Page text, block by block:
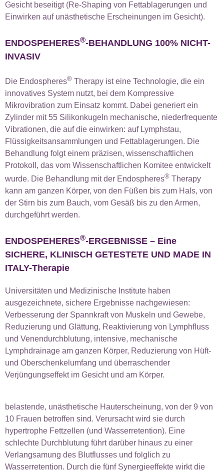
Gesicht beseitigt (Re-Shaping von Fettablagerungen und
Einwirken auf unästhetische Erscheinungen im Gesicht).
ENDOSPEHERES®-BEHANDLUNG 100% NICHT-
INVASIV
Die Endospheres® Therapy ist eine Technologie, die ein
innovatives System nutzt, bei dem Kompressive
Mikrovibration zum Einsatz kommt. Dabei generiert ein
Zylinder mit 55 Silikonkugeln mechanische, niederfrequente
Vibrationen, die auf die einwirken: auf Lymphstau,
Flüssigkeitsansammlungen und Fettablagerungen. Die
Behandlung folgt einem präzisen, wissenschaftlichen
Protokoll, das vom Wissenschaftlichen Komitee entwickelt
wurde. Die Behandlung mit der Endospheres® Therapy
kann am ganzen Körper, von den Füßen bis zum Hals, von
der Stirn bis zum Bauch, vom Gesäß bis zu den Armen,
durchgeführt werden.
ENDOSPEHERES®-ERGEBNISSE – Eine
SICHERE, KLINISCH GETESTETE UND MADE IN
ITALY-Therapie
Universitäten und Medizinische Institute haben
ausgezeichnete, sichere Ergebnisse nachgewiesen:
Verbesserung der Spannkraft von Muskeln und Gewebe,
Reduzierung und Glättung, Reaktivierung von Lymphfluss
und Venendurchblutung, intensive, mechanische
Lymphdrainage am ganzen Körper, Reduzierung von Hüft-
und Oberschenkelumfang und überraschender
Verjüngungseffekt im Gesicht und am Körper.
belastende, unästhetische Hauterscheinung, von der 9 von
10 Frauen betroffen sind. Verursacht wird sie durch
hypertrophe Fettzellen (und Wasserretention). Eine
schlechte Durchblutung führt darüber hinaus zu einer
Verlangsamung des Blutflusses und folglich zu
Wasserretention. Durch die fünf Synergieeffekte wirkt die